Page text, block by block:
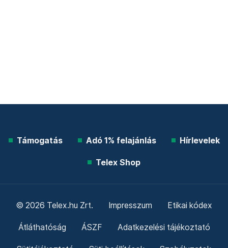
Támogatás Adó 1% felajánlás Hírlevelek
Telex Shop
© 2026 Telex.hu Zrt. Impresszum Etikai kódex
Átláthatóság ÁSZF Adatkezelési tájékoztató